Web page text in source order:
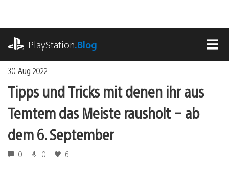
springen
PlayStation.Blog
30. Aug 2022
Tipps und Tricks mit denen ihr aus
Temtem das Meiste rausholt – ab
dem 6. September
0 0 6